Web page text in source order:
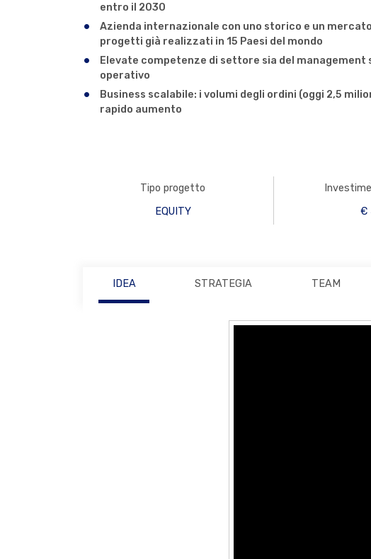
entro il 2030
Azienda internazionale con uno storico e un
progetti già realizzati in 15 Paesi del mondo
Elevate competenze di settore sia del management
operativo
Business scalabile: i volumi degli ordini (oggi 2,5
rapido aumento
Tipo progetto
EQUITY
€
IDEA STRATEGIA TEAM